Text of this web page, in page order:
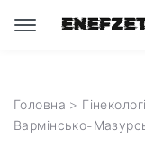
Головна >
Вармінсько-